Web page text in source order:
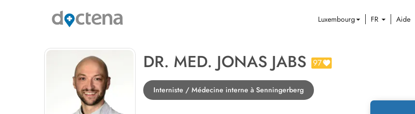
Luxembourg FR Aide
DR. MED. JONAS JABS 97
Interniste / Médecine interne à Senningerberg